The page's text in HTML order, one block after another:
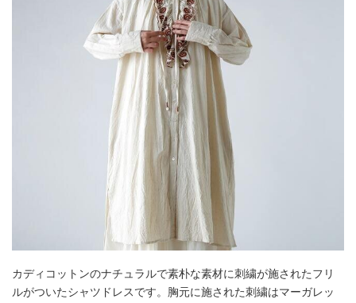
カディコットンのナチュラルで素朴な素材に刺繍が施されたフリ
ルがついたシャツドレスです。胸元に施された刺繍はマーガレッ